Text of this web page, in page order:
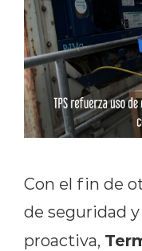
Con el fin de
de seguridad
proactiva,